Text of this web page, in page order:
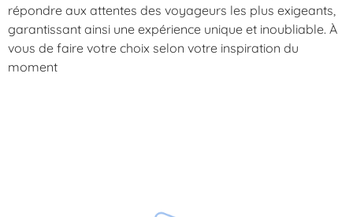
répondre aux attentes des voyageurs les plus exigeants,
garantissant ainsi une expérience unique et inoubliable. À
vous de faire votre choix selon votre inspiration du
moment